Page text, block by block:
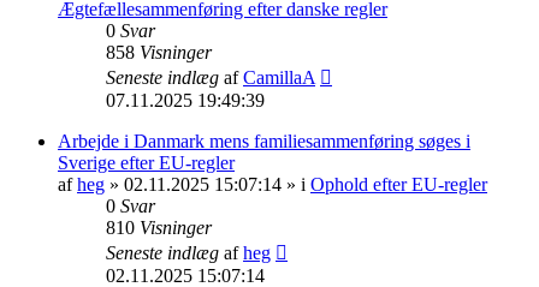
Ægtefællesammenføring efter danske regler
0 Svar
858 Visninger
Seneste indlæg afCamillaA
07.11.2025 19:49:39
Arbejde i Danmark mens familiesammenføring søges i
Sverige efter EU-regler
afheg » 02.11.2025 15:07:14 » i Ophold efter EU-regler
0 Svar
810 Visninger
Seneste indlæg afheg
02.11.2025 15:07:14